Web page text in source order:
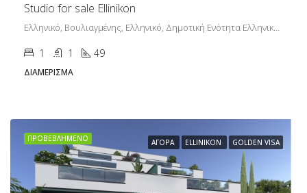
Studio for sale Ellinikon
1 1 49
ΔΙΑΜΈΡΙΣΜΑ
ΠΡΟΒΕΒΛΗΜΈΝΟ ΑΓΟΡΆ ELLINIKON GOLDEN VISA